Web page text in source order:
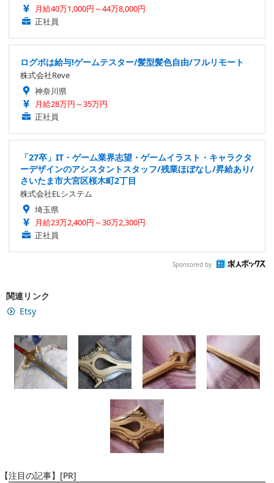
月給40万1,000円～44万8,000円
正社員
ログボは給与!ゲームテスター/髪型髪色自由/フルリモート
株式会社Reve
神奈川県
月給28万円～35万円
正社員
「27卒」IT・ゲーム業界志望・ゲームイラスト・キャラクタ
ーデザインのアシスタントスタッフ/残業ほぼなし/昇給あり/
さいたま市大宮区桜木町2丁目
株式会社ELシステム
埼玉県
月給23万2,400円～30万2,300円
正社員
Sponsored by
関連リンク
Etsy
【注目の記事】[PR]